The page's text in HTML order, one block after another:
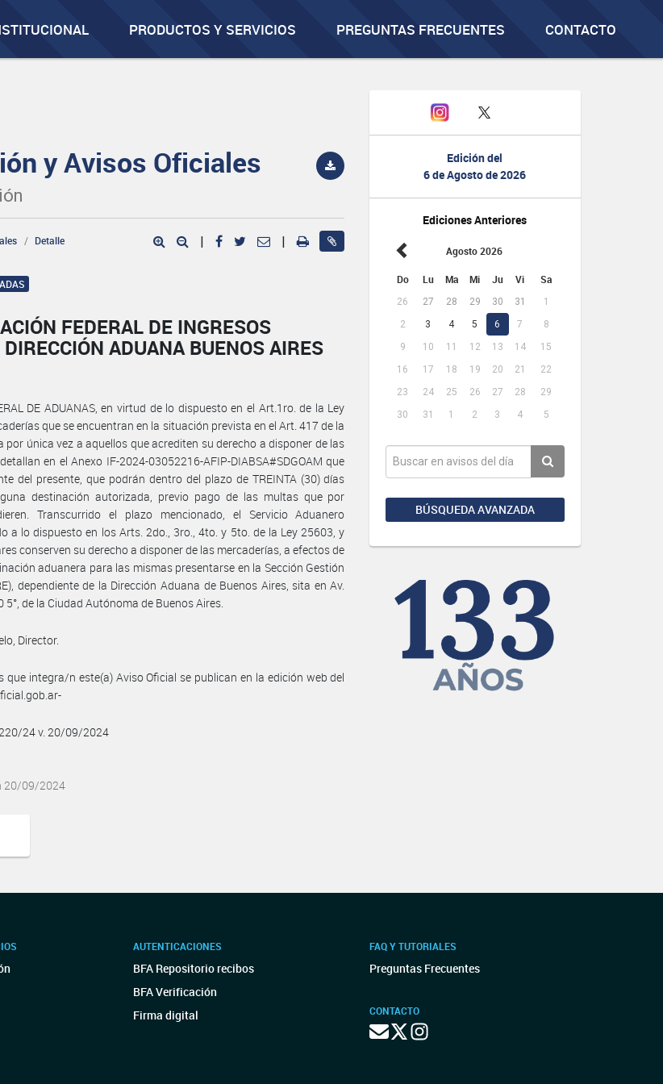
PRODUCTOS Y SERVICIOS PREGUNTAS FRECUENTES CONTACTO
Edición del
6 de Agosto de 2026
Ediciones Anteriores
Agosto 2026
Do Lu Ma Mi Ju Vi Sa
26 27 28 29 30 31
1
2
3 4 5 6 7
8
9
10 11 12 13 14
15
16
17 18 19 20 21
22
23
24 25 26 27 28
29
30
31 1 2 3 4 5
BÚSQUEDA AVANZADA
y Avisos Oficiales
Detalle | |
FEDERAL DE INGRESOS
ADUANA BUENOS AIRES
DE ADUANAS, en virtud de lo dispuesto en el Art.1ro. de la Ley
que se encuentran en la situación prevista en el Art. 417 de la
por única vez a aquellos que acrediten su derecho a disponer de las
en el Anexo IF-2024-03052216-AFIP-DIABSA#SDGOAM que
del presente, que podrán dentro del plazo de TREINTA (30) días
destinación autorizada, previo pago de las multas que por
Transcurrido el plazo mencionado, el Servicio Aduanero
a lo dispuesto en los Arts. 2do., 3ro., 4to. y 5to. de la Ley 25603, y
conserven su derecho a disponer de las mercaderías, a efectos de
aduanera para las mismas presentarse en la Sección Gestión
dependiente de la Dirección Aduana de Buenos Aires, sita en Av.
de la Ciudad Autónoma de Buenos Aires.
Director.
que integra/n este(a) Aviso Oficial se publican en la edición web del
24 v. 20/09/2024
20/09/2024
AUTENTICACIONES
BFA Repositorio recibos
BFA Verificación
Firma digital
FAQ Y TUTORIALES
Preguntas Frecuentes
CONTACTO